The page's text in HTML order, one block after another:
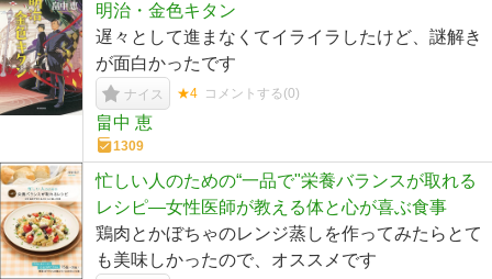
明治・金色キタン
遅々として進まなくてイライラしたけど、謎解き
が面白かったです
ナイス ★4 コメントする(0)
畠中 恵
1309
忙しい人のための“一品で"栄養バランスが取れる
レシピ―女性医師が教える体と心が喜ぶ食事
鶏肉とかぼちゃのレンジ蒸しを作ってみたらとて
も美味しかったので、オススメです